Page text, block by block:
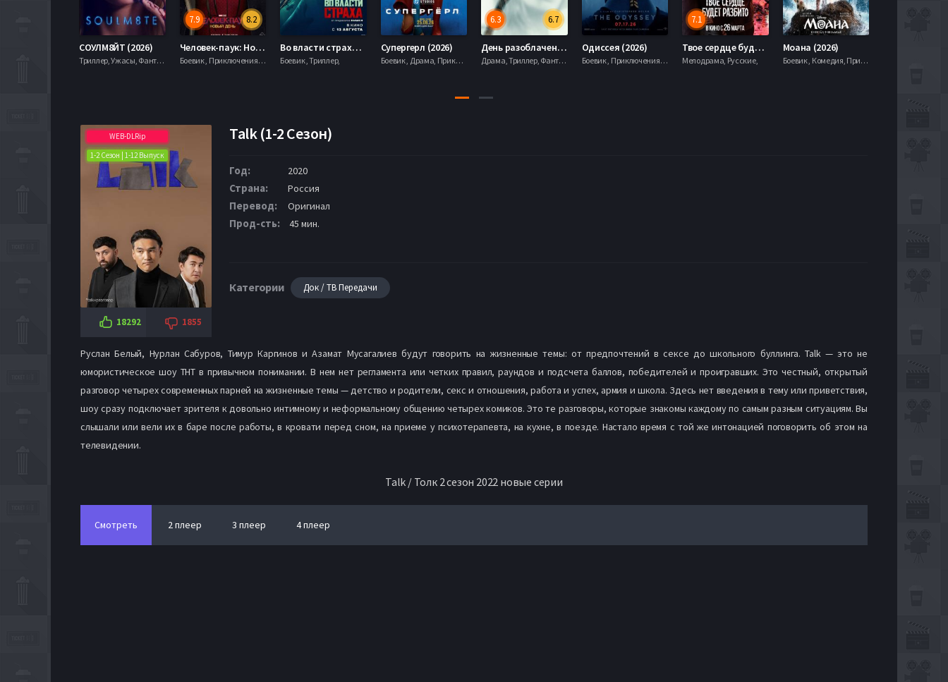
СОУЛМ8ЙТ (2026)
Триллер, Ужасы, Фантастика,
8.2
7.9
Человек-паук: Новый день (2026)
Боевик , Приключения, Фантастика, Фэнтези,
Во власти страха (2026)
Боевик , Триллер,
Супергерл (2026)
Боевик , Драма, Приключения, Фантастика,
6.7
6.3
День разоблачения (2026)
Драма, Триллер, Фантастика,
Одиссея (2026)
Боевик , Приключения, Фэнтези,
7.1
Твое сердце будет разбито (2026)
Мелодрама, Русские,
Моана (2026)
Боевик , Комедия, Приключения, Семейный, Фэнтези,
WEB-DLRip
1-2 Сезон | 1-12 Выпуск
18292 1855
Talk (1-2 Сезон)
Год: 2020
Страна: Россия
Перевод: Оригинал
Прод-сть: 45 мин.
Категории Док / ТВ Передачи
Руслан Белый, Нурлан Сабуров, Тимур Каргинов и Азамат Мусагалиев будут говорить на жизненные темы: от предпочтений в сексе до школьного буллинга. Talk — это не
юмористическое шоу ТНТ в привычном понимании. В нем нет регламента или четких правил, раундов и подсчета баллов, победителей и проигравших. Это честный, открытый
разговор четырех современных парней на жизненные темы — детство и родители, секс и отношения, работа и успех, армия и школа. Здесь нет введения в тему или приветствия,
шоу сразу подключает зрителя к довольно интимному и неформальному общению четырех комиков. Это те разговоры, которые знакомы каждому по самым разным ситуациям. Вы
слышали или вели их в баре после работы, в кровати перед сном, на приеме у психотерапевта, на кухне, в поезде. Настало время с той же интонацией поговорить об этом на
телевидении.
Talk / Толк 2 сезон 2022 новые серии
Смотреть 2 плеер 3 плеер 4 плеер